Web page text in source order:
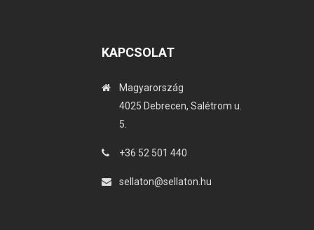
KAPCSOLAT
Magyarország
4025 Debrecen, Salétrom u.
5.
+36 52 501 440
sellaton@sellaton.hu